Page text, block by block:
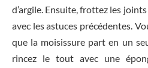
d’argile. Ensuite, frottez les
avec les astuces précédentes.
que la moisissure part en un
rincez le tout avec une